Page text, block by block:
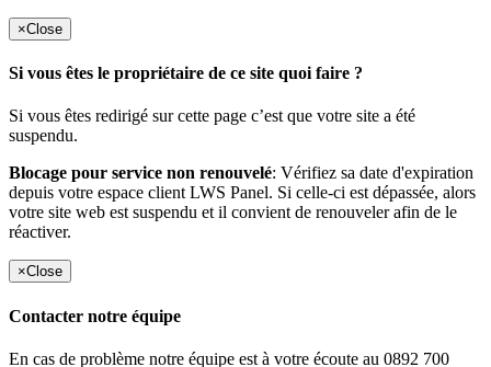
×Close
Si vous êtes le propriétaire de ce site quoi faire ?
Si vous êtes redirigé sur cette page c’est que votre site a été
suspendu.
Blocage pour service non renouvelé: Vérifiez sa date d'expiration
depuis votre espace client LWS Panel. Si celle-ci est dépassée, alors
votre site web est suspendu et il convient de renouveler afin de le
réactiver.
×Close
Contacter notre équipe
En cas de problème notre équipe est à votre écoute au 0892 700